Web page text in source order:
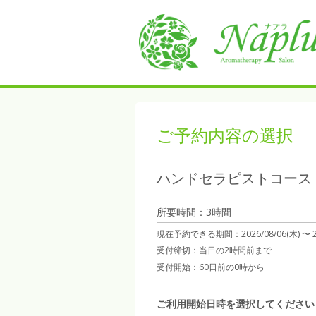
ご予約内容の選択
ハンドセラピストコース
所要時間：3時間
現在予約できる期間： 2026/08/06(木) 〜
受付締切： 当日の2時間前まで
受付開始： 60日前の0時から
ご利用開始日時を選択してください